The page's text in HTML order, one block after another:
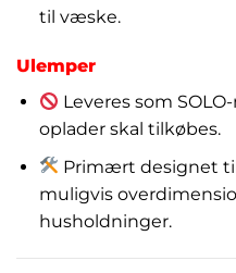
til væske.
Ulemper
Leveres som
oplader skal tilkøbes.
Primært designet
muligvis
husholdninger.